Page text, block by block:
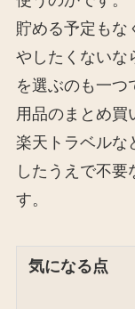
貯める予定もな
やしたくないな
を選ぶのも一つ
用品のまとめ買
楽天トラベルな
したうえで不
す。
気になる点